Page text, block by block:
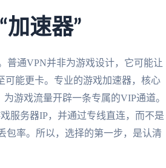
速器”
普通VPN并非为游戏设计，它可能让
可能更卡。专业的游戏加速器，核心
游戏流量开辟一条专属的VIP通道。
服务器IP，并通过专线直连，而不是
包率。所以，选择的第一步，是认清